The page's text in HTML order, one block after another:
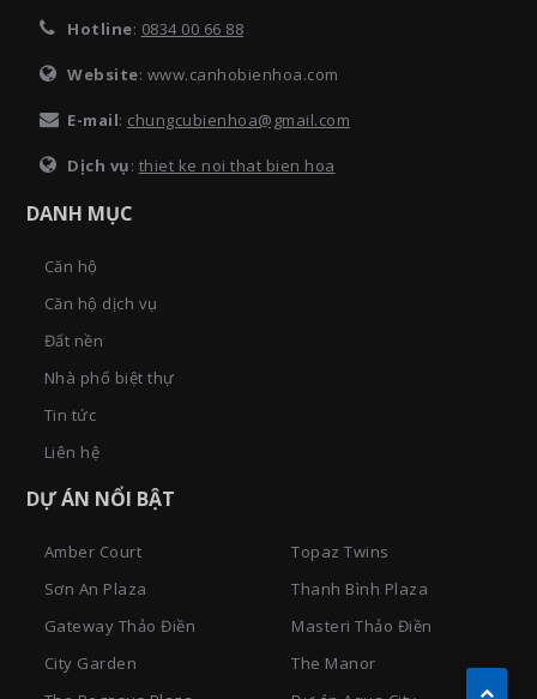
Hotline: 0834 00 66 88
Website: www.canhobienhoa.com
E-mail: chungcubienhoa@gmail.com
Dịch vụ: thiet ke noi that bien hoa
DANH MỤC
Căn hộ
Căn hộ dịch vụ
Đất nền
Nhà phố biệt thự
Tin tức
Liên hệ
DỰ ÁN NỔI BẬT
Amber Court
Topaz Twins
Sơn An Plaza
Thanh Bình Plaza
Gateway Thảo Điền
Masteri Thảo Điền
City Garden
The Manor